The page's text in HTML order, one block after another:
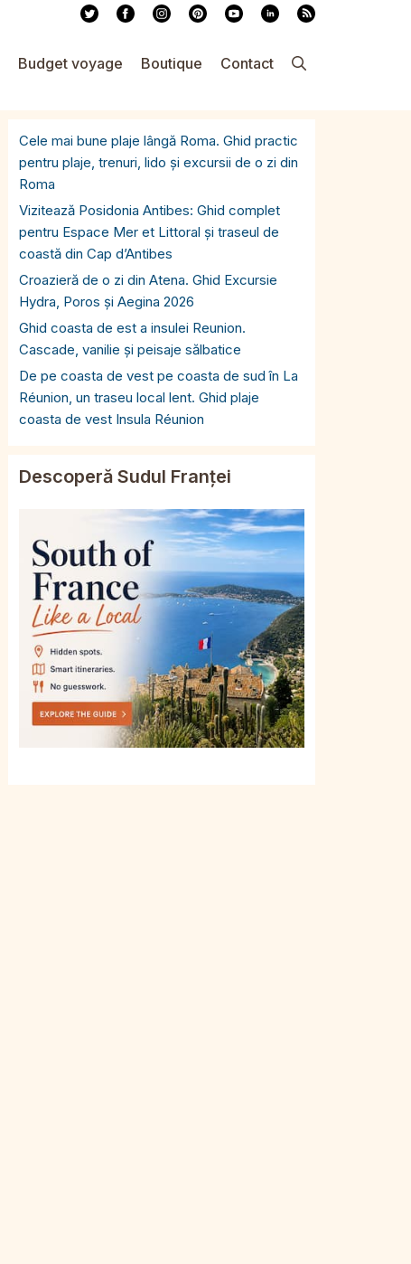
Budget voyage Boutique Contact
Cele mai bune plaje lângă Roma. Ghid practic
pentru plaje, trenuri, lido și excursii de o zi din
Roma
Vizitează Posidonia Antibes: Ghid complet
pentru Espace Mer et Littoral și traseul de
coastă din Cap d’Antibes
Croazieră de o zi din Atena. Ghid Excursie
Hydra, Poros și Aegina 2026
Ghid coasta de est a insulei Reunion.
Cascade, vanilie și peisaje sălbatice
De pe coasta de vest pe coasta de sud în La
Réunion, un traseu local lent. Ghid plaje
coasta de vest Insula Réunion
Descoperă Sudul Franței